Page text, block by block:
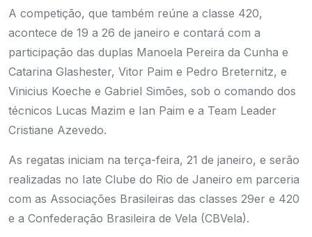
A competição, que também reúne a classe 420,
acontece de 19 a 26 de janeiro e contará com a
participação das duplas Manoela Pereira da Cunha e
Catarina Glashester, Vitor Paim e Pedro Breternitz, e
Vinicius Koeche e Gabriel Simões, sob o comando dos
técnicos Lucas Mazim e Ian Paim e a Team Leader
Cristiane Azevedo.
As regatas iniciam na terça-feira, 21 de janeiro, e serão
realizadas no Iate Clube do Rio de Janeiro em parceria
com as Associações Brasileiras das classes 29er e 420
e a Confederação Brasileira de Vela (CBVela).